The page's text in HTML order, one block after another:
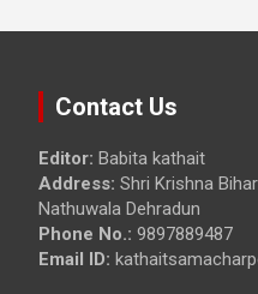
Contact Us
Editor: Babita kathait
Address: Shri Krishna
Nathuwala Dehradun
Phone No.: 9897889487
Email ID: